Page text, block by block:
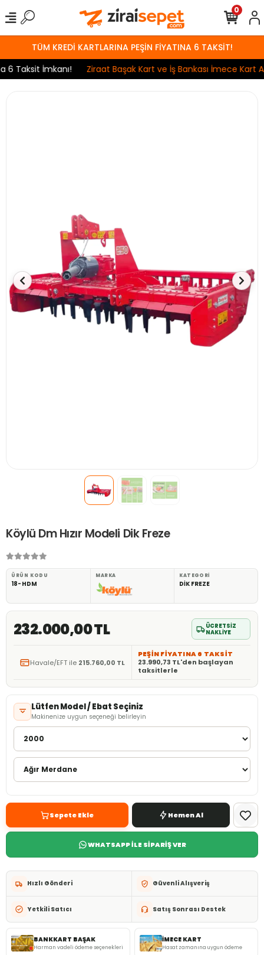
TÜM KREDİ KARTLARINA PEŞİN FİYATINA 6 TAKSİT!
Taksit İmkanı!
Ziraat Başak Kart ve İş Bankası İmece Kart
0
Köylü Dm Hızır Modeli Dik Freze
ÜRÜN KODU
18-HDM
MARKA KATEGORI
DİK FREZE
232.000,00 TL
ÜCRETSİZ
NAKLİYE
Havale/EFT ile 215.760,00 TL
PEŞİN FİYATINA 6 TAKSİT
23.990,73 TL'den başlayan
taksitlerle
Lütfen Model / Ebat Seçiniz
Makinenize uygun seçeneği belirleyin
Sepete Ekle Hemen Al
WHATSAPP İLE SİPARİŞ VER
Hızlı Gönderi Güvenli Alışveriş
Yetkili Satıcı Satış Sonrası Destek
BANKKART BAŞAK
Harman vadeli ödeme seçenekleri
İMECE KART
Hasat zamanına uygun ödeme